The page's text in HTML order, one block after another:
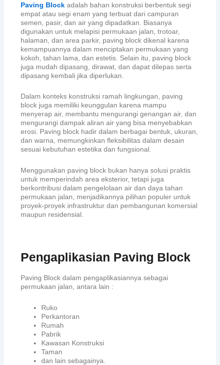
Paving Blockadalah bahan konstruksi berbentuk segi
empat atau segi enam yang terbuat dari campuran
semen, pasir, dan air yang dipadatkan. Biasanya
digunakan untuk melapisi permukaan jalan, trotoar,
halaman, dan area parkir, paving block dikenal karena
kemampuannya dalam menciptakan permukaan yang
kokoh, tahan lama, dan estetis. Selain itu, paving block
juga mudah dipasang, dirawat, dan dapat dilepas serta
dipasang kembali jika diperlukan.
Dalam konteks konstruksi ramah lingkungan, paving
block juga memiliki keunggulan karena mampu
menyerap air, membantu mengurangi genangan air, dan
mengurangi dampak aliran air yang bisa menyebabkan
erosi. Paving block hadir dalam berbagai bentuk, ukuran,
dan warna, memungkinkan fleksibilitas dalam desain
sesuai kebutuhan estetika dan fungsional.
Menggunakan paving block bukan hanya solusi praktis
untuk memperindah area eksterior, tetapi juga
berkontribusi dalam pengelolaan air dan daya tahan
permukaan jalan, menjadikannya pilihan populer untuk
proyek-proyek infrastruktur dan pembangunan komersial
maupun residensial.
Pengaplikasian Paving Block
Paving Block dalam pengaplikasiannya sebagai
permukaan jalan, antara lain :
Ruko
Perkantoran
Rumah
Pabrik
Kawasan Konstruksi
Taman
dan lain sebagainya.